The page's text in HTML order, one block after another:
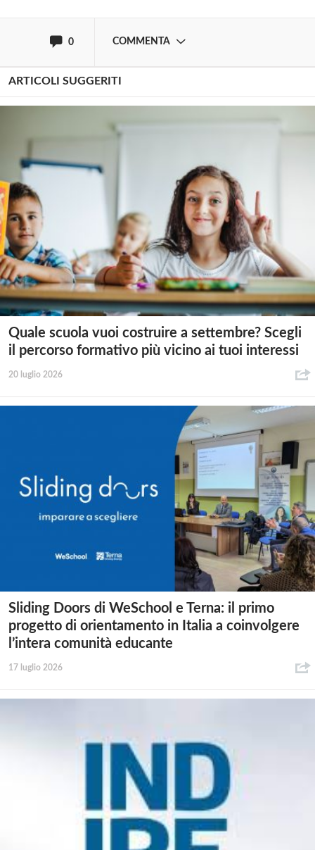
0 COMMENTA
ARTICOLI SUGGERITI
Quale scuola vuoi costruire a settembre? Scegli
il percorso formativo più vicino ai tuoi interessi
20 luglio 2026
Sliding Doors di WeSchool e Terna: il primo
progetto di orientamento in Italia a coinvolgere
l’intera comunità educante
17 luglio 2026